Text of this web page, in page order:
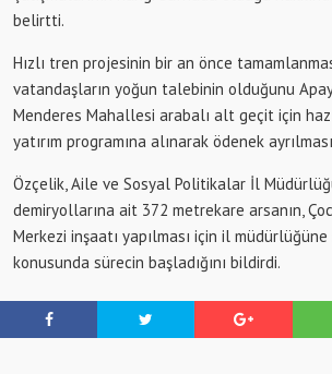
belirtti.
Hızlı tren projesinin bir an önce
vatandaşların yoğun talebinin olduğunu
Menderes Mahallesi arabalı alt geçit için
yatırım programına alınarak ödenek
Özçelik, Aile ve Sosyal Politikalar İl
demiryollarına ait 372 metrekare arsanın,
Merkezi inşaatı yapılması için il müdürlüğüne
konusunda sürecin başladığını bildirdi.